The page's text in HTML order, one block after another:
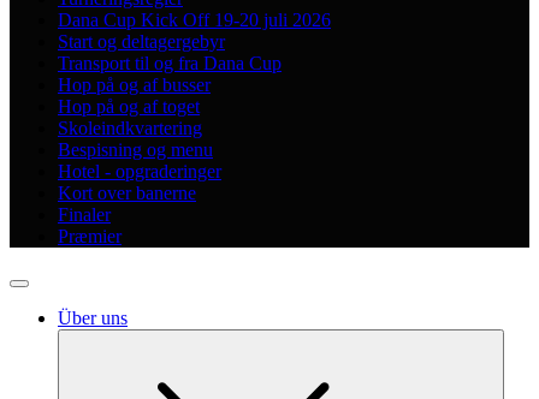
Dana Cup Kick Off 19-20 juli 2026
Start og deltagergebyr
Transport til og fra Dana Cup
Hop på og af busser
Hop på og af toget
Skoleindkvartering
Bespisning og menu
Hotel - opgraderinger
Kort over banerne
Finaler
Præmier
Über uns